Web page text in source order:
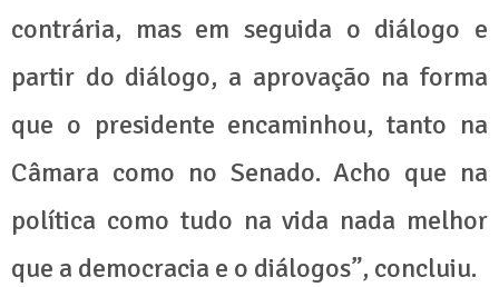
contrária, mas em seguida o diálogo e
partir do diálogo, a aprovação na forma
que o presidente encaminhou, tanto na
Câmara como no Senado. Acho que na
política como tudo na vida nada melhor
que a democracia e o diálogos”, concluiu.